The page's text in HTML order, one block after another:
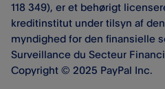
118 349), er et behørigt
kreditinstitut under tilsyn af
myndighed for den finansielle
Surveillance du Secteur
Copyright © 2025 PayPal Inc.